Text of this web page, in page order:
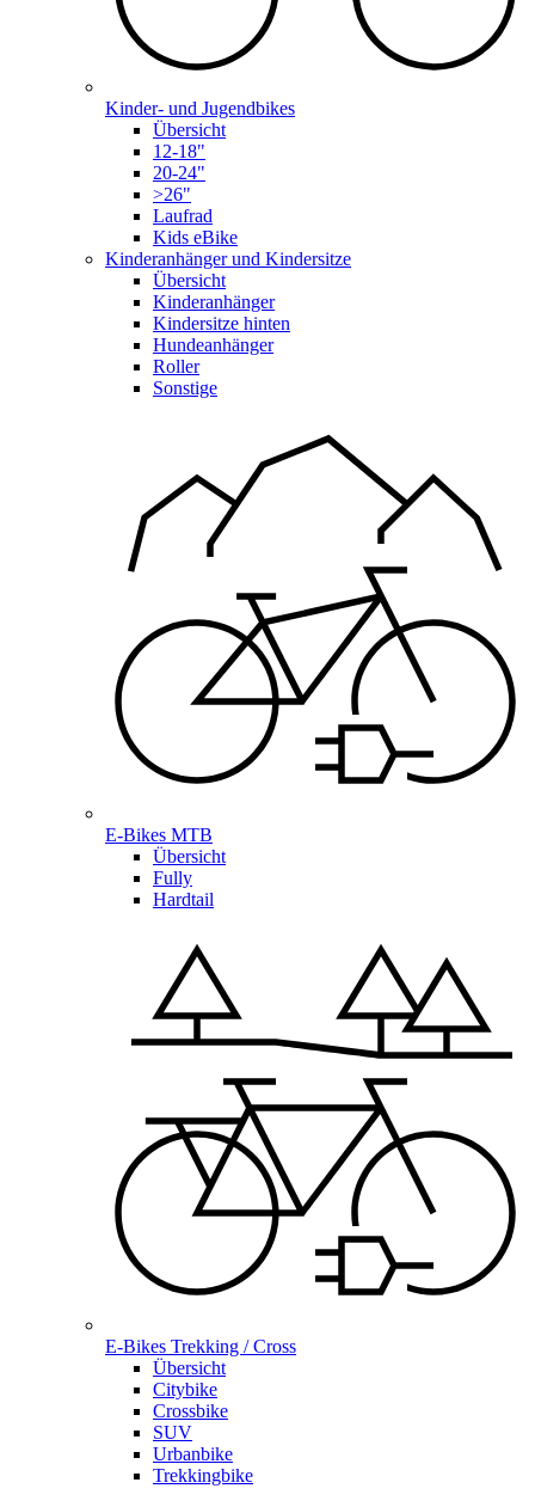
Kinder- und Jugendbikes
Übersicht
12-18"
20-24"
>26"
Laufrad
Kids eBike
Kinderanhänger und Kindersitze
Übersicht
Kinderanhänger
Kindersitze hinten
Hundeanhänger
Roller
Sonstige
E-Bikes MTB
Übersicht
Fully
Hardtail
E-Bikes Trekking / Cross
Übersicht
Citybike
Crossbike
SUV
Urbanbike
Trekkingbike